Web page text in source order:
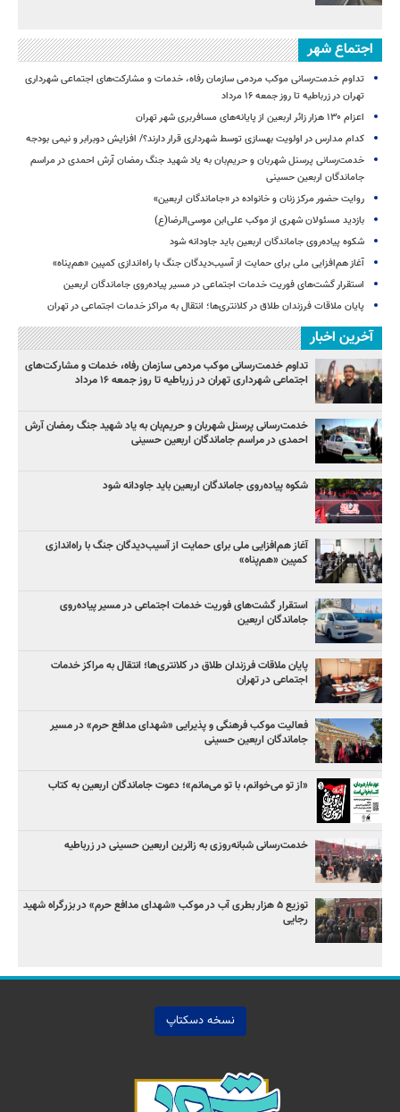
اجتماع شهر
تداوم خدمت‌رسانی موکب مردمی سازمان رفاه، خدمات و مشارکت‌های اجتماعی شهرداری
تهران در زرباطیه تا روز جمعه ۱۶ مرداد
اعزام ۱۳۰ هزار زائر اربعین از پایانه‌های مسافربری شهر تهران
کدام مدارس در اولویت بهسازی توسط شهرداری قرار دارند؟/ افزایش دوبرابر و نیمی بودجه
خدمت‌رسانی پرسنل شهربان و حریم‌بان به یاد شهید جنگ رمضان آرش احمدی در مراسم
جاماندگان اربعین حسینی
روایت حضور مرکز زنان و خانواده در «جاماندگان اربعین»
بازدید مسئولان شهری از موکب علی‌ابن موسی‌الرضا(ع)
شکوه پیاده‌روی جاماندگان اربعین باید جاودانه شود
آغاز هم‌افزایی ملی برای حمایت از آسیب‌دیدگان جنگ با راه‌اندازی کمپین «هم‌پناه»
استقرار گشت‌های فوریت خدمات اجتماعی در مسیر پیاده‌روی جاماندگان اربعین
پایان ملاقات فرزندان طلاق در کلانتری‌ها؛ انتقال به مراکز خدمات اجتماعی در تهران
آخرین اخبار
تداوم خدمت‌رسانی موکب مردمی سازمان رفاه، خدمات و مشارکت‌های
اجتماعی شهرداری تهران در زرباطیه تا روز جمعه ۱۶ مرداد
خدمت‌رسانی پرسنل شهربان و حریم‌بان به یاد شهید جنگ رمضان آرش
احمدی در مراسم جاماندگان اربعین حسینی
شکوه پیاده‌روی جاماندگان اربعین باید جاودانه شود
آغاز هم‌افزایی ملی برای حمایت از آسیب‌دیدگان جنگ با راه‌اندازی
کمپین «هم‌پناه»
استقرار گشت‌های فوریت خدمات اجتماعی در مسیر پیاده‌روی
جاماندگان اربعین
پایان ملاقات فرزندان طلاق در کلانتری‌ها؛ انتقال به مراکز خدمات
اجتماعی در تهران
فعالیت موکب فرهنگی و پذیرایی «شهدای مدافع حرم» در مسیر
جاماندگان اربعین حسینی
«از تو می‌خوانم، با تو می‌مانم»؛ دعوت جاماندگان اربعین به کتاب
خدمت‌رسانی شبانه‌روزی به زائرین اربعین حسینی در زرباطیه
توزیع ۵ هزار بطری آب در موکب «شهدای مدافع حرم» در بزرگراه شهید
رجایی
نسخه دسکتاپ